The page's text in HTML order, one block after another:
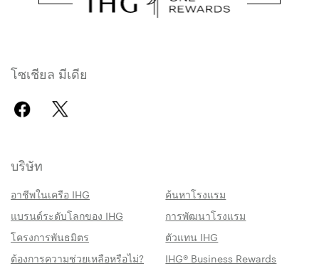
โซเชียล มีเดีย
บริษัท
อาชีพในเครือ IHG
ค้นหาโรงแรม
แบรนด์ระดับโลกของ IHG
การพัฒนาโรงแรม
โครงการพันธมิตร
ตัวแทน IHG
ต้องการความช่วยเหลือหรือไม่?
IHG® Business Rewards